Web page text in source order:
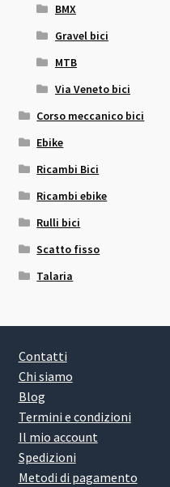
BMX
Gravel bici
MTB
Via Veneto bici
Corso meccanico bici
Ebike
Ricambi Bici
Ricambi ebike
Rulli bici
Scatto fisso
Talaria
Contatti
Chi siamo
Blog
Termini e condizioni
Il mio account
Spedizioni
Metodi di pagamento